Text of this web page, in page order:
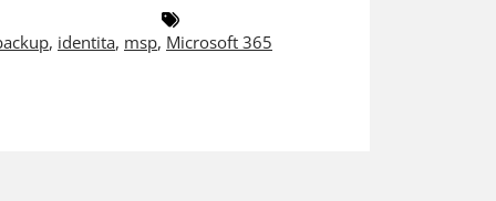
, identita, msp, Microsoft 365